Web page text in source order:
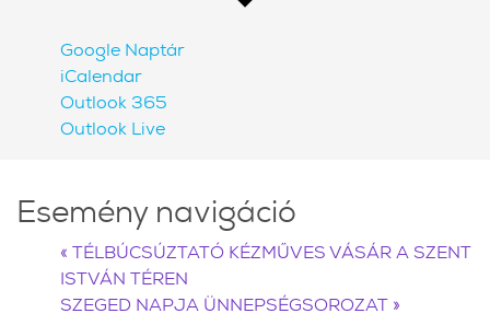
Google Naptár
iCalendar
Outlook 365
Outlook Live
Esemény navigáció
« TÉLBÚCSÚZTATÓ KÉZMŰVES VÁSÁR A SZENT
ISTVÁN TÉREN
SZEGED NAPJA ÜNNEPSÉGSOROZAT »